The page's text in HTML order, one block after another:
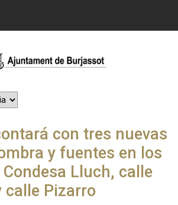
con tres nuevas
y fuentes en los
Lluch, calle
calle Pizarro